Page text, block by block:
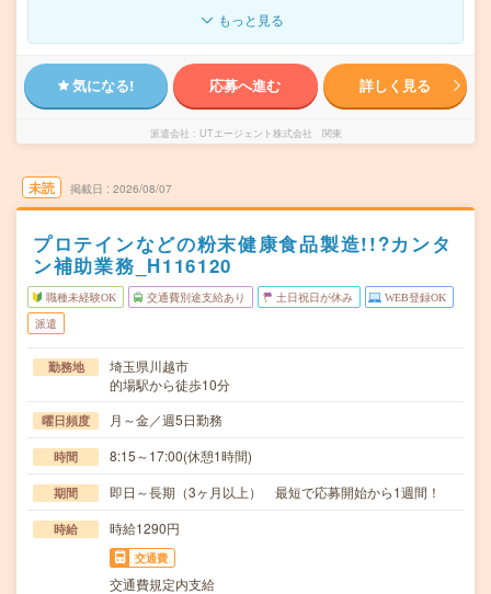
もっと見る
気になる! 応募へ進む 詳しく見る
派遣会社 UTエージェント株式会社 関東
未読 掲載日 2026/08/07
プロテインなどの粉末健康食品製造!!?カンタ
ン補助業務_H116120
職種未経験OK 交通費別途支給あり 土日祝日が休み WEB登録OK
派遣
勤務地
埼玉県川越市
的場駅から徒歩10分
曜日頻度 月～金／週5日勤務
時間 8:15～17:00(休憩1時間)
期間 即日～長期（3ヶ月以上） 最短で応募開始から1週間！
時給 時給1290円
交通費
交通費規定内支給